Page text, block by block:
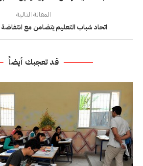
المقالة التالية
اتحاد شباب التعليم يتضامن مع انتفاضة
قد تعجبك أيضاً